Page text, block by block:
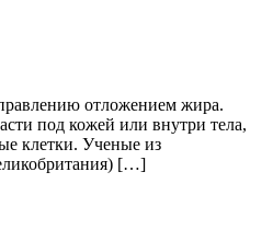
отложением жира.
под кожей или внутри тела,
клетки. Ученые из
[…]